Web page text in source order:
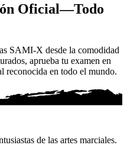
Oficial—Todo
SAMI-X desde la comodidad
aprueba tu examen en
reconocida en todo el mundo.
de las artes marciales.